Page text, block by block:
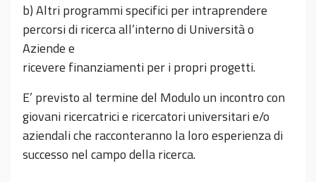
b) Altri programmi specifici per intraprendere
percorsi di ricerca all’interno di Università o
Aziende e
ricevere finanziamenti per i propri progetti.
E’ previsto al termine del Modulo un incontro con
giovani ricercatrici e ricercatori universitari e/o
aziendali che racconteranno la loro esperienza di
successo nel campo della ricerca.